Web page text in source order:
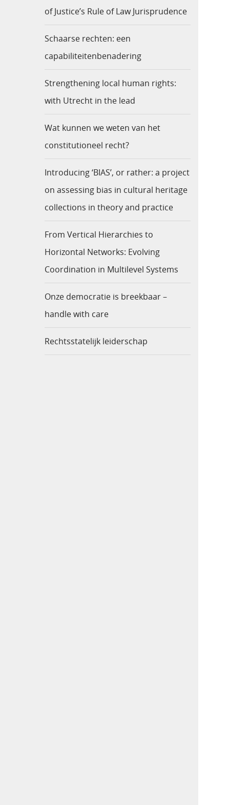
of Justice’s Rule of Law Jurisprudence
Schaarse rechten: een
capabiliteitenbenadering
Strengthening local human rights:
with Utrecht in the lead
Wat kunnen we weten van het
constitutioneel recht?
Introducing ‘BIAS’, or rather: a project
on assessing bias in cultural heritage
collections in theory and practice
From Vertical Hierarchies to
Horizontal Networks: Evolving
Coordination in Multilevel Systems
Onze democratie is breekbaar –
handle with care
Rechtsstatelijk leiderschap